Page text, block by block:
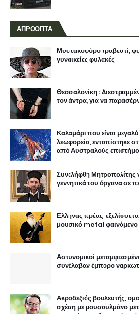
ΑΠΡΟΟΠΤΑ
Μυστακοφόρο τραβεστί,
γυναικείες φυλακές
Θεσσαλονίκη :
τον άντρα, για να
Καλαμάρι που είναι
λεωφορείο, εντοπίστηκε
από Αυστραλούς
Συνελήφθη Μητροπολίτης
γεννητικά του όργανα σε
Ελληνας ιερέας,
μουσικό metal φαινόμενο
Αστυνομικοί
συνέλαβαν έμπορο
Ακροδεξιός βουλευτής,
σχέση με μουσουλμάνο